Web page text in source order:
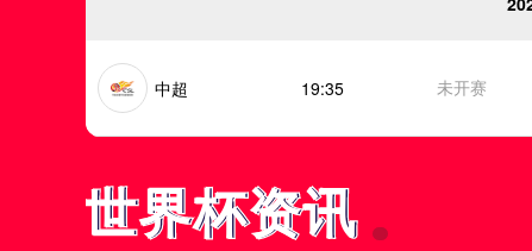
瑞典超 亚冠杯
世南美预
中超 19:35 未开赛
世界杯资讯
世界杯资讯